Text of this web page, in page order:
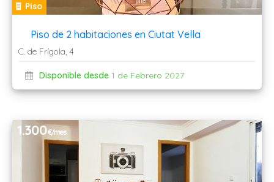
Piso
Piso de 2 habitaciones en Ciutat Vella
C. de Frígola, 4
Disponible desde 1 de Febrero 2027
1.300€/mes